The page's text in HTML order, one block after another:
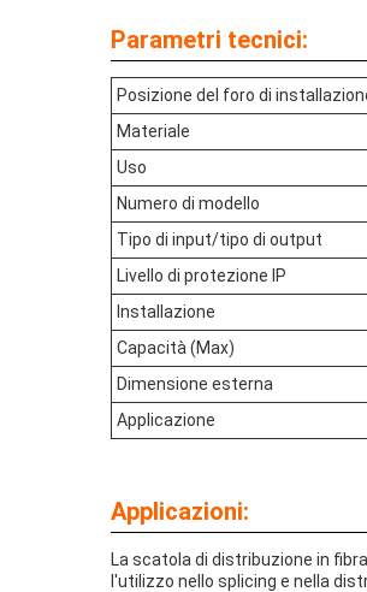
Parametri tecnici:
Posizione del foro di
Materiale
Uso
Numero di modello
Tipo di input/tipo di output
Livello di protezione IP
Installazione
Capacità (Max)
Dimensione esterna
Applicazione
Applicazioni:
La scatola di distribuzione in
l'utilizzo nello splicing e nella